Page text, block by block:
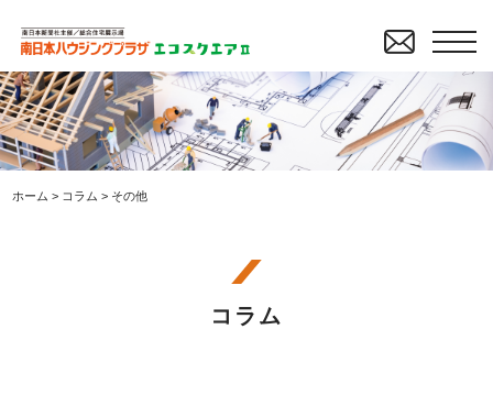
ホーム > コラム > その他
コラム